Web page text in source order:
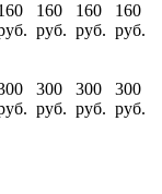
160
руб.
160
руб.
160
руб.
300
руб.
300
руб.
300
руб.